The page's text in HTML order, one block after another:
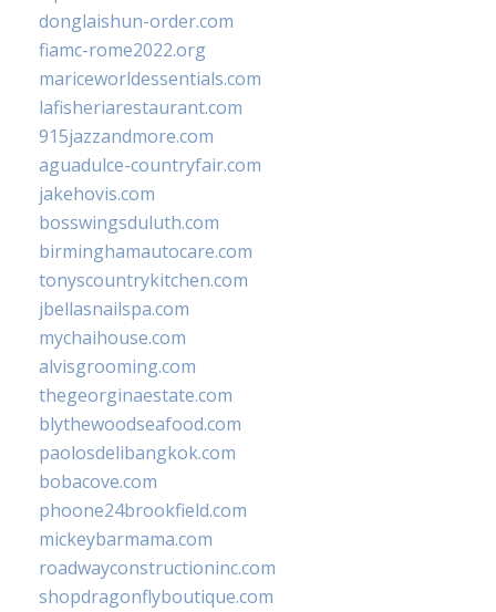
donglaishun-order.com
fiamc-rome2022.org
mariceworldessentials.com
lafisheriarestaurant.com
915jazzandmore.com
aguadulce-countryfair.com
jakehovis.com
bosswingsduluth.com
birminghamautocare.com
tonyscountrykitchen.com
jbellasnailspa.com
mychaihouse.com
alvisgrooming.com
thegeorginaestate.com
blythewoodseafood.com
paolosdelibangkok.com
bobacove.com
phoone24brookfield.com
mickeybarmama.com
roadwayconstructioninc.com
shopdragonflyboutique.com